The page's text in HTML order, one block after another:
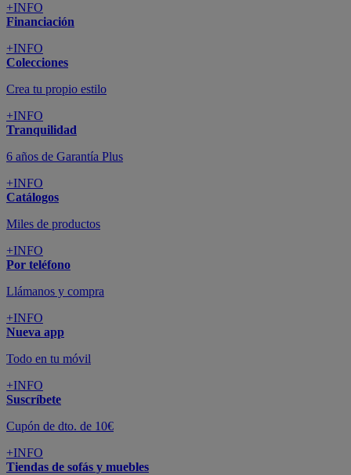
+INFO
Financiación
+INFO
Colecciones
Crea tu propio estilo
+INFO
Tranquilidad
6 años de Garantía Plus
+INFO
Catálogos
Miles de productos
+INFO
Por teléfono
Llámanos y compra
+INFO
Nueva app
Todo en tu móvil
+INFO
Suscríbete
Cupón de dto. de 10€
+INFO
Tiendas de sofás y muebles